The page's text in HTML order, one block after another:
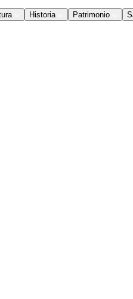
Historia Patrimonio